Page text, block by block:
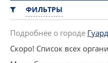
КЕМПИНГ
КОМАРКИ (РАЙОНЫ)
РЕЦЕПТЫ
ФИЛЬТРЫ
Подробнее о городе
Скоро! Список всех